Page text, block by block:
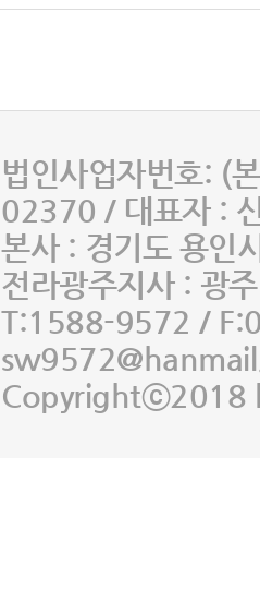
법인사업자번호:
02370 / 대표자 :
본사 : 경기도 용인
전라광주지사 : 광
T:1588-9572 /
Copyrightⓒ2018